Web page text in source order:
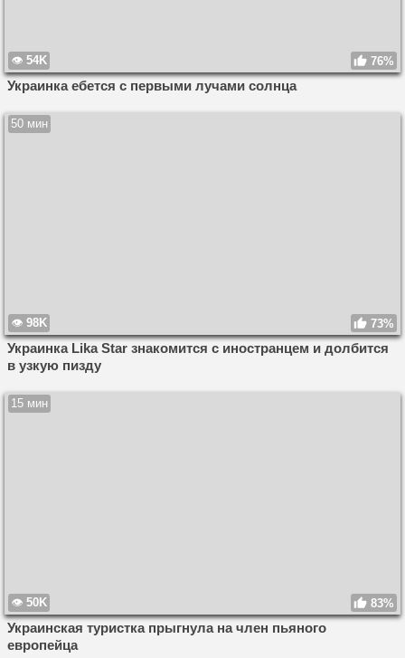
54K 76%
Украинка ебется с первыми лучами солнца
50 мин
98K 73%
Украинка Lika Star знакомится с иностранцем и долбится
в узкую пизду
15 мин
50K 83%
Украинская туристка прыгнула на член пьяного
европейца